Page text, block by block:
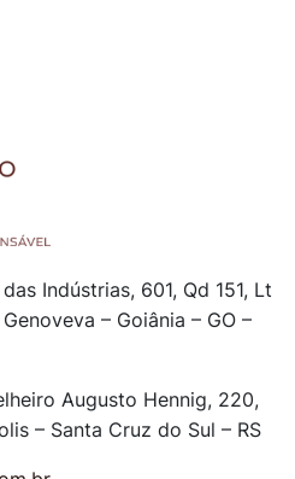
Indústrias, 601, Qd 151, Lt
– Goiânia – GO –
Augusto Hennig, 220,
– Santa Cruz do Sul – RS